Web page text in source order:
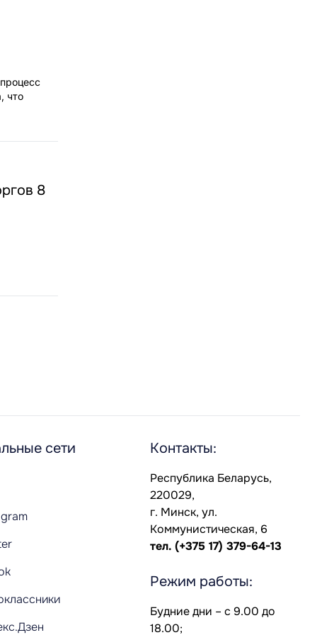
что
8
сети Контакты:
Республика Беларусь,
220029,
г. Минск, ул.
Коммунистическая, 6
тел. (+375 17) 379-64-13
Режим работы:
Будние дни – с 9.00 до
18.00;